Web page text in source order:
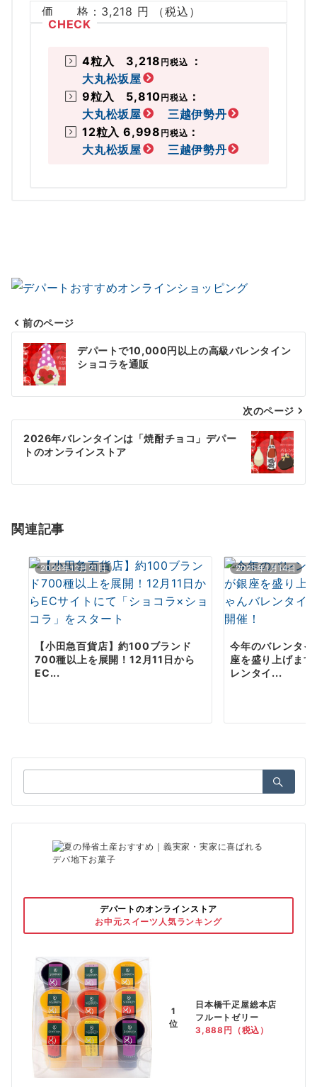
価 格：3,218 円 （税込）
4粒入 3,218 円税込
：
大丸松坂屋
9粒入 5,810円税込 ：
大丸松坂屋
三越伊勢丹
12粒入 6,998 円税込 ：
大丸松坂屋
三越伊勢丹
投
稿
ナ
ビ
ゲ
シ
ン
前のページ
デパートで10,000円以上の高級バレンタイン
ショコラを通販
次のページ
2026年バレンタインは「焼酎チョコ」デパー
トのオンラインストア
関連記事
2024年12月21日
【小田急百貨店】約100ブランド
700種以上を展開！12月11日から
EC...
2025年1月14日
今年のバレンタ
座を盛り上げま
レンタイ...
索：
デパートのオンラインストア
お中元スイーツ人気ランキング
1
位
日本橋千疋屋総本店
フルートゼリー
3,888円（税込）